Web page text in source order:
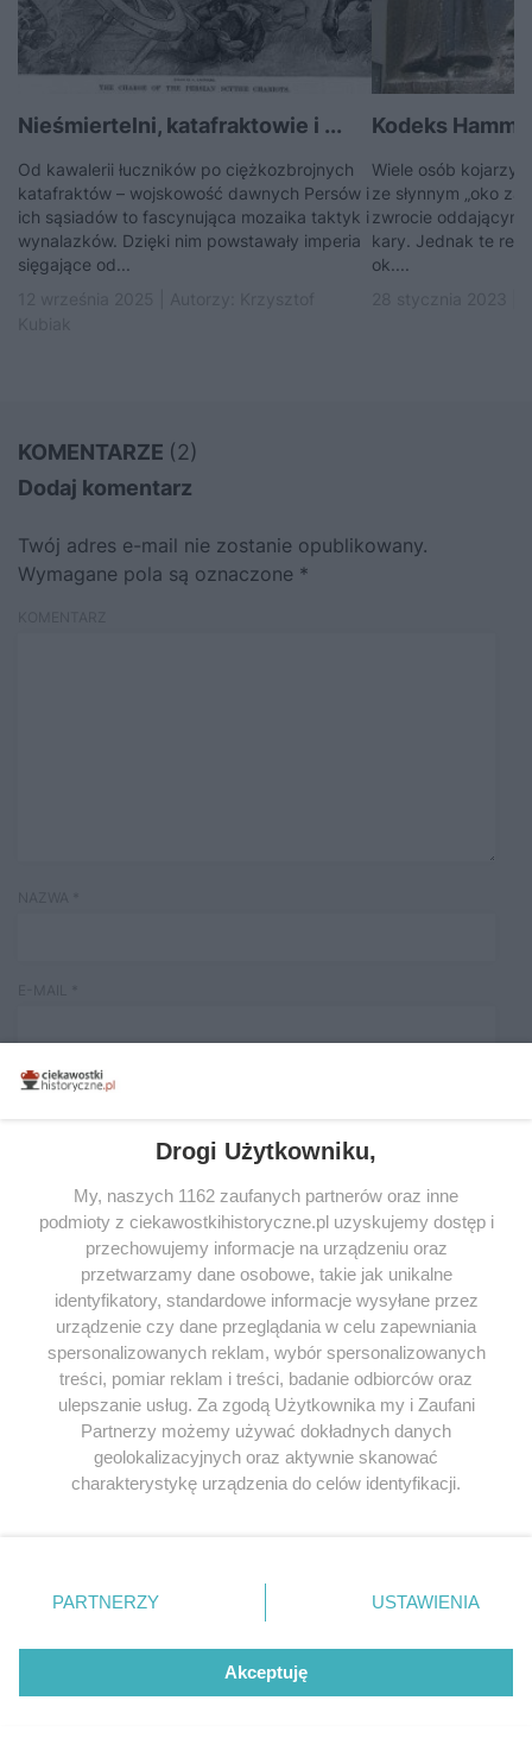
Nieśmiertelni, katafraktowie i ...
Od kawalerii łuczników po ciężkozbrojnych
katafraktów – wojskowość dawnych Persów i
ich sąsiadów to fascynująca mozaika taktyk i
wynalazków. Dzięki nim powstawały imperia
sięgające od...
Kodeks
Wiele osób kojarzy
ze słynnym „oko za
zwrocie oddającym
kary. Jednak te
ok....
KOMENTARZE (2)
Dodaj komentarz
Twój adres e-mail nie zostanie opublikowany.
Wymagane pola są oznaczone *
Tomo napisał/a 05.04.2023
Wiedza starożytnych była na prawdę wysoka. To aż
dziwne, że mając taką wiedzę większość ludzi żyła jak
zwierzęta. Jak budowano wszystkie pomniki historii,
skąd wiedziano tyle rzeczy? Przecież oni ze sobą się
nie kontaktowali. Jak stawiano budynki których dzisiaj
byśmy nie zbudowali – dalej nie wiemy jak zbudowano
Odpowiedz
Serdecznie zapraszam na portal o magii i astrologii –
mysticum.pl
Odpowiedz
Drogi Użytkowniku,
My, naszych 1162 zaufanych partnerów oraz inne
podmioty z ciekawostkihistoryczne.pl uzyskujemy dostęp i
przechowujemy informacje na urządzeniu oraz
przetwarzamy dane osobowe, takie jak unikalne
identyfikatory, standardowe informacje wysyłane przez
urządzenie czy dane przeglądania w celu zapewniania
spersonalizowanych reklam, wybór spersonalizowanych
treści, pomiar reklam i treści, badanie odbiorców oraz
ulepszanie usług. Za zgodą Użytkownika my i Zaufani
Partnerzy możemy używać dokładnych danych
geolokalizacyjnych oraz aktywnie skanować
charakterystykę urządzenia do celów identyfikacji.
zmienić/wycofać klikając przycisk ustawień prywatności
znajdujący się w lewym dolnym rogu strony
. Niektóre
użytkownika, ale masz prawo sprzeciwić się takiemu
przetwarzaniu. Preferencje będą miały zastosowania tylko
PARTNERZY USTAWIENIA
Akceptuję